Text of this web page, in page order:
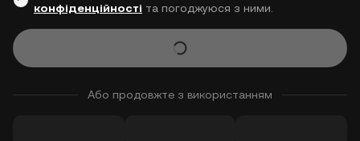
конфіденційності та погоджуюся з ними.
Або продовжте з використанням